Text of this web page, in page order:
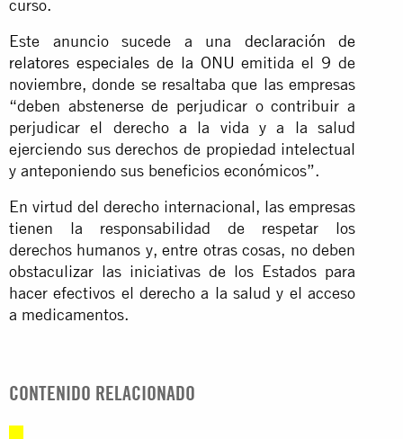
curso.
Este anuncio sucede a una declaración de
relatores especiales de la ONU emitida el 9 de
noviembre, donde se resaltaba que las empresas
“deben abstenerse de perjudicar o contribuir a
perjudicar el derecho a la vida y a la salud
ejerciendo sus derechos de propiedad intelectual
y anteponiendo sus beneficios económicos”.
En virtud del derecho internacional, las empresas
tienen la responsabilidad de respetar los
derechos humanos y, entre otras cosas, no deben
obstaculizar las iniciativas de los Estados para
hacer efectivos el derecho a la salud y el acceso
a medicamentos.
CONTENIDO RELACIONADO